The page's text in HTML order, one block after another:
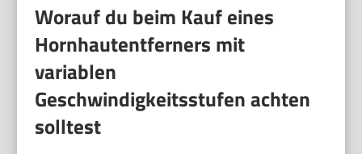
Worauf du beim Kauf eines
Hornhautentferners mit
variablen
Geschwindigkeitsstufen achten
solltest